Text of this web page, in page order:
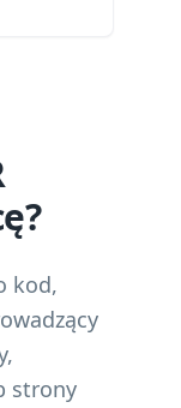
kod,
strony